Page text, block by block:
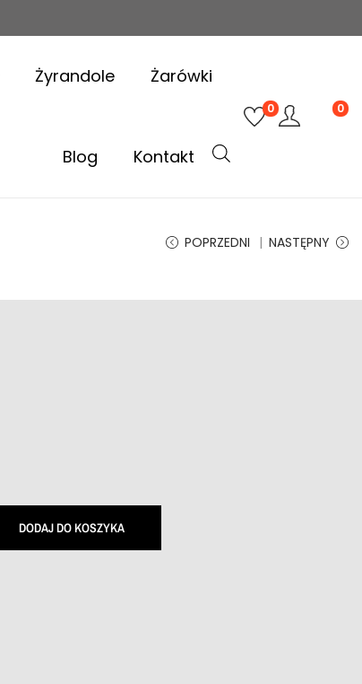
Żyrandole Żarówki
Blog Kontakt
0 0
POPRZEDNI NASTĘPNY
DODAJ DO KOSZYKA